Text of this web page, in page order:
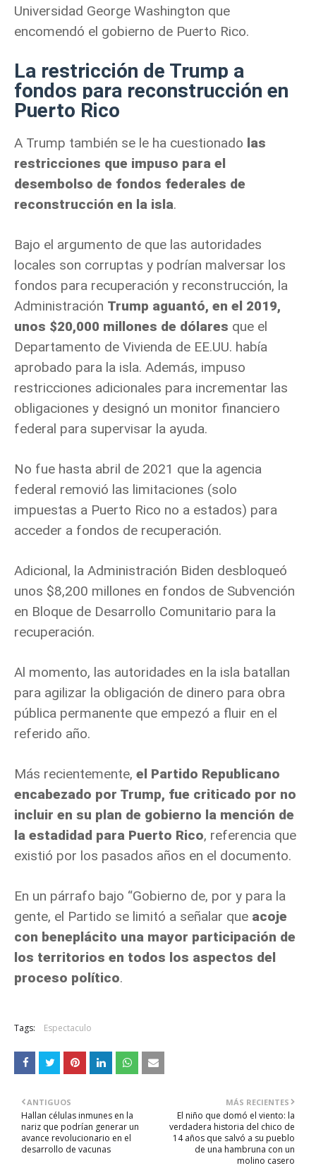
Universidad George Washington que
encomendó el gobierno de Puerto Rico.
La restricción de Trump a
fondos para reconstrucción en
Puerto Rico
A Trump también se le ha cuestionado las
restricciones que impuso para el
desembolso de fondos federales de
reconstrucción en la isla.
Bajo el argumento de que las autoridades
locales son corruptas y podrían malversar los
fondos para recuperación y reconstrucción, la
Administración Trump aguantó, en el 2019,
unos $20,000 millones de dólares que el
Departamento de Vivienda de EE.UU. había
aprobado para la isla. Además, impuso
restricciones adicionales para incrementar las
obligaciones y designó un monitor financiero
federal para supervisar la ayuda.
No fue hasta abril de 2021 que la agencia
federal removió las limitaciones (solo
impuestas a Puerto Rico no a estados) para
acceder a fondos de recuperación.
Adicional, la Administración Biden desbloqueó
unos $8,200 millones en fondos de Subvención
en Bloque de Desarrollo Comunitario para la
recuperación.
Al momento, las autoridades en la isla batallan
para agilizar la obligación de dinero para obra
pública permanente que empezó a fluir en el
referido año.
Más recientemente, el Partido Republicano
encabezado por Trump, fue criticado por no
incluir en su plan de gobierno la mención de
la estadidad para Puerto Rico, referencia que
existió por los pasados años en el documento.
En un párrafo bajo “Gobierno de, por y para la
gente, el Partido se limitó a señalar que acoje
con beneplácito una mayor participación de
los territorios en todos los aspectos del
proceso político.
Tags: Espectaculo
MÁS RECIENTES
El niño que domó el viento: la
verdadera historia del chico de
14 años que salvó a su pueblo
de una hambruna con un
molino casero
ANTIGUOS
Hallan células inmunes en la
nariz que podrían generar un
avance revolucionario en el
desarrollo de vacunas